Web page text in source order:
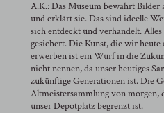
A.K.: Das Museum bewahrt Bilder
und erklärt sie. Das sind ideelle
sich entdeckt und verhandelt.
gesichert. Die Kunst, die wir heute
erwerben ist ein Wurf in die
nicht nennen, da unser heutiges
zukünftige Generationen ist. Die
Altmeistersammlung von morgen,
unser Depotplatz begrenzt ist.